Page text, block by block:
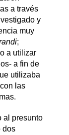
a través
y
muy
;
a utilizar
a fin de
utilizaba
las
al presunto
dos